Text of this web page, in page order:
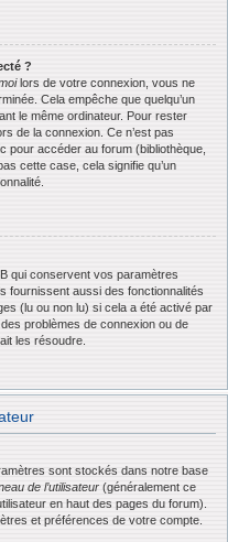
?
lors de votre connexion, vous ne
Cela empêche que quelqu’un
le même ordinateur. Pour rester
de la connexion. Ce n’est pas
pour accéder au forum (bibliothèque,
cette case, cela signifie qu’un
qui conservent vos paramètres
fournissent aussi des fonctionnalités
(lu ou non lu) si cela a été activé par
problèmes de connexion ou de
les résoudre.
sont stockés dans notre base
de l’utilisateur (généralement ce
en haut des pages du forum).
et préférences de votre compte.